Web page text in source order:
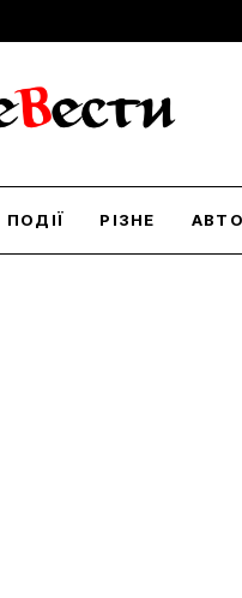
ПОДІЇ РІЗНЕ АВТО